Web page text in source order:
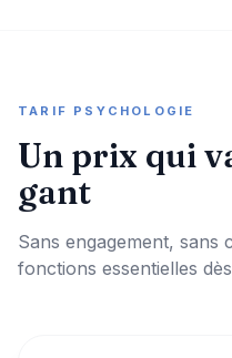
TARIF PSYCHOLOGIE
Un prix qui
gant
Sans engagement, sans
fonctions essentielles